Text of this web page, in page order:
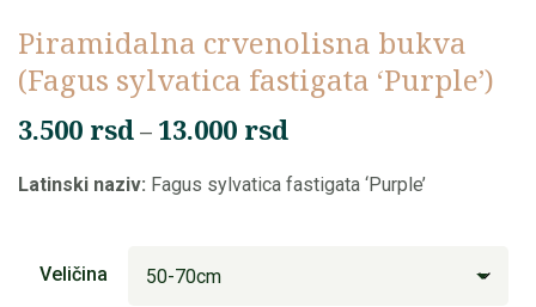
Piramidalna crvenolisna bukva
(Fagus sylvatica fastigata ‘Purple’)
3.500 rsd– 13.000 rsd
od
Latinski naziv: Fagus sylvatica fastigata ‘Purple’
Veličina